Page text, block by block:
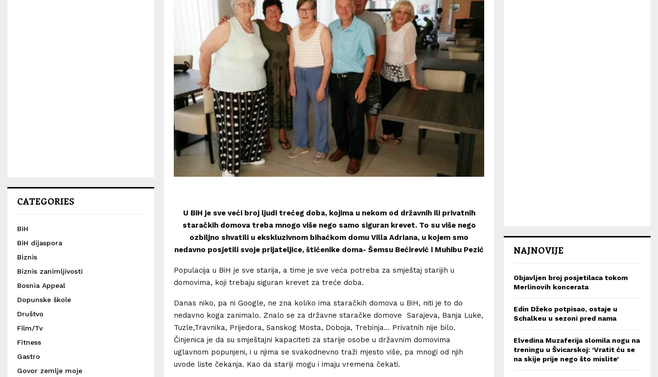
U BiH je sve veći broj ljudi trećeg doba, kojima u nekom od državnih ili privatnih
staračkih domova treba mnogo više nego samo siguran krevet. To su više nego
ozbiljno shvatili u ekskluzivnom bihaćkom domu Villa Adriana, u kojem smo
nedavno posjetili svoje prijateljice, štićenike doma- Šemsu Bećirević i Muhibu Pezić
Populacija u BiH je sve starija, a time je sve veća potreba za smještaj starijih u
domovima, koji trebaju siguran krevet za treće doba.
Danas niko, pa ni Google, ne zna koliko ima staračkih domova u BiH, niti je to do
nedavno koga zanimalo. Znalo se za državne staračke domove Sarajeva, Banja Luke,
Tuzle,Travnika, Prijedora, Sanskog Mosta, Doboja, Trebinja… Privatnih nije bilo.
Činjenica je da su smještajni kapaciteti za starije osobe u državnim domovima
uglavnom popunjeni, i u njima se svakodnevno traži mjesto više, pa mnogi od njih
uvode liste čekanja. Kao da stariji mogu i imaju vremena čekati.
CATEGORIES
BiH
BiH dijaspora
Biznis
Biznis zanimljivosti
Bosnia Appeal
Dopunske škole
Društvo
Film/Tv
Fitness
Gastro
Govor zemlje moje
NAJNOVIJE
Objavljen broj posjetilaca tokom
Merlinovih koncerata
Edin Džeko potpisao, ostaje u
Schalkeu u sezoni pred nama
Elvedina Muzaferija slomila nogu na
treningu u Švicarskoj: ‘Vratit ću se
na skije prije nego što mislite’